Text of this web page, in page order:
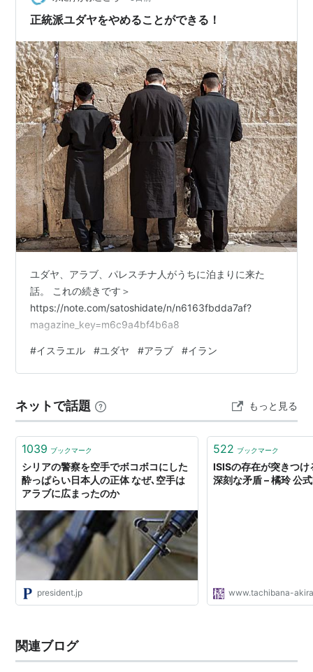
味で使われる局面が多い。
正統派ユダヤをやめることができる！
ユダヤ、アラブ、パレスチナ人がうちに泊まりに来た
話。 これの続きです＞
https://note.com/satoshidate/n/n6163fbdda7af?
magazine_key=m6c9a4bf4b6a8
#イスラエル #ユダヤ #アラブ #イラン
ネットで話題 もっと見る
1039 ブックマーク
シリアの警察を空手でボコボコにした
酔っぱらい日本人の正体 なぜ､空手は
アラブに広まったのか
president.jp
522 ブックマーク
ISISの存在が突きつ
深刻な矛盾 – 橘玲 公
www.tachibana-
関連ブログ